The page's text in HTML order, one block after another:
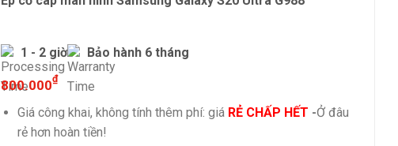
1 - 2 giờ Bảo hành 6 tháng
800.000₫
Giá công khai, không tính thêm phí: giá RẺ CHẤP HẾT -Ở đâu
rẻ hơn hoàn tiền!